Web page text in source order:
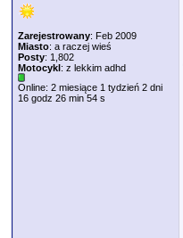
Zarejestrowany: Feb 2009
Miasto: a raczej wieś
Posty: 1,802
Motocykl: z lekkim adhd
Online: 2 miesiące 1 tydzień 2 dni
16 godz 26 min 54 s